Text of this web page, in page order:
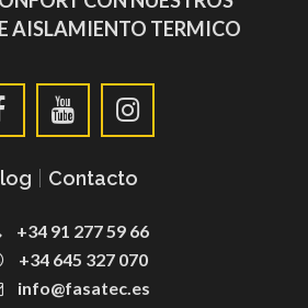
AISLAMIENTO TERMICO
Contacto
+34 91 277 59 66
+34 645 327 070
info@fasatec.es